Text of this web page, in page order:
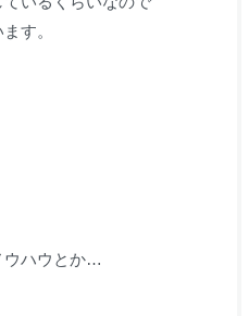
す。
ウハウとか…